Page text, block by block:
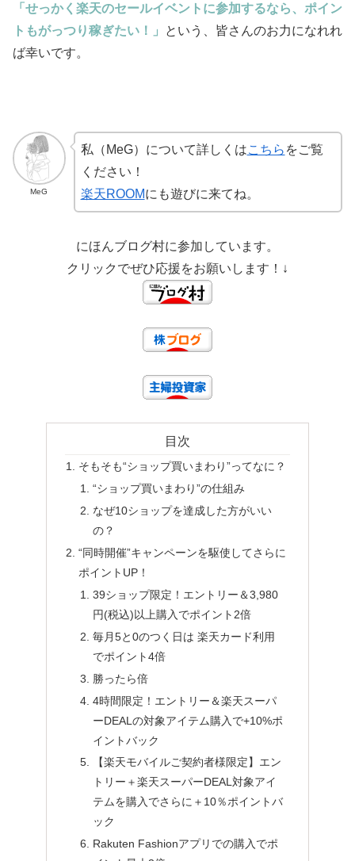
「せっかく楽天のセールイベントに参加するなら、ポイン
トもがっつり稼ぎたい！」
という、皆さんのお力になれれ
ば幸いです。
MeG
私（MeG）について詳しくはこちら をご覧
ください！
楽天ROOMにも遊びに来てね。
にほんブログ村に参加しています。
クリックでぜひ応援をお願いします！↓
目次
そもそも“ショップ買いまわり”ってなに？
“ショップ買いまわり”の仕組み
なぜ10ショップを達成した方がいい
の？
“同時開催”キャンペーンを駆使してさらに
ポイントUP！
39ショップ限定！エントリー＆3,980
円(税込)以上購入でポイント2倍
毎月5と0のつく日は 楽天カード利用
でポイント4倍
勝ったら倍
4時間限定！エントリー＆楽天スーパ
ーDEALの対象アイテム購入で+10%ポ
イントバック
【楽天モバイルご契約者様限定】エン
トリー＋楽天スーパーDEAL対象アイ
テムを購入でさらに＋10％ポイントバ
ック
Rakuten Fashionアプリでの購入でポ